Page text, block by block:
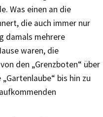
Was einen an die
die auch immer nur
damals mehrere
waren, die
den „Grenzboten“ über
bis hin zu